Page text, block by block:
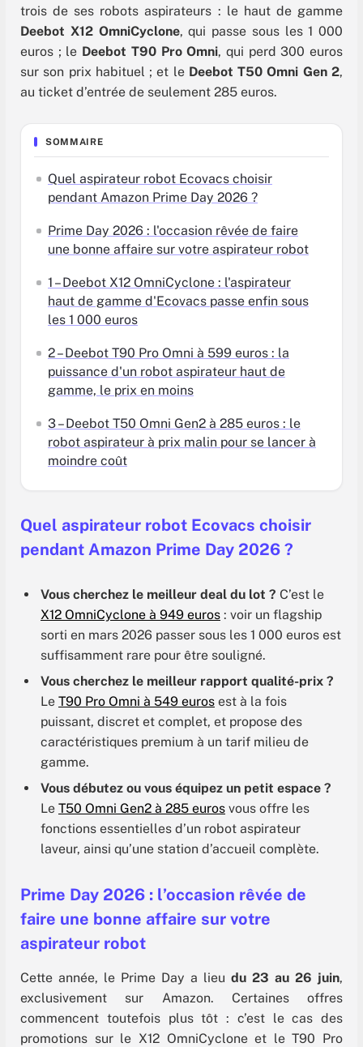
trois de ses robots aspirateurs : le haut de gamme
Deebot X12 OmniCyclone, qui passe sous les 1 000
euros ; le Deebot T90 Pro Omni, qui perd 300 euros
sur son prix habituel ; et le Deebot T50 Omni Gen 2,
au ticket d’entrée de seulement 285 euros.
SOMMAIRE
Quel aspirateur robot Ecovacs choisir
pendant Amazon Prime Day 2026 ?
Prime Day 2026 : l'occasion rêvée de faire
une bonne affaire sur votre aspirateur robot
1 – Deebot X12 OmniCyclone : l'aspirateur
haut de gamme d'Ecovacs passe enfin sous
les 1 000 euros
2 – Deebot T90 Pro Omni à 599 euros : la
puissance d'un robot aspirateur haut de
gamme, le prix en moins
3 – Deebot T50 Omni Gen2 à 285 euros : le
robot aspirateur à prix malin pour se lancer à
moindre coût
Quel aspirateur robot Ecovacs choisir
pendant Amazon Prime Day 2026 ?
Vous cherchez le meilleur deal du lot ? C’est le
X12 OmniCyclone à 949 euros : voir un flagship
sorti en mars 2026 passer sous les 1 000 euros est
suffisamment rare pour être souligné.
Vous cherchez le meilleur rapport qualité-prix ?
Le T90 Pro Omni à 549 euros est à la fois
puissant, discret et complet, et propose des
caractéristiques premium à un tarif milieu de
gamme.
Vous débutez ou vous équipez un petit espace ?
Le T50 Omni Gen2 à 285 euros vous offre les
fonctions essentielles d’un robot aspirateur
laveur, ainsi qu’une station d’accueil complète.
Prime Day 2026 : l’occasion rêvée de
faire une bonne affaire sur votre
aspirateur robot
Cette année, le Prime Day a lieu du 23 au 26 juin,
exclusivement sur Amazon. Certaines offres
commencent toutefois plus tôt : c’est le cas des
promotions sur le X12 OmniCyclone et le T90 Pro